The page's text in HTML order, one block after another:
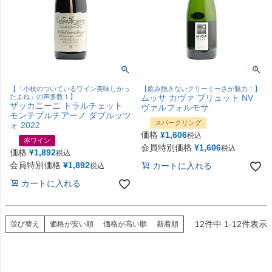
【「小枝のついているワイン美味しかっ
たよね」の声多数！】
ザッカニーニ トラルチェット
モンテプルチアーノ ダブルッツ
ォ 2022
赤ワイン
価格 ¥1,892税込
会員特別価格 ¥1,892税込
カートに入れる
【飲み飽きないクリーミーさが魅力！】
ムッサ カヴァ ブリュット NV
ヴァルフォルモサ
スパークリング
価格 ¥1,606税込
会員特別価格 ¥1,606税込
カートに入れる
並び替え 価格が安い順 価格が高い順 新着順 12件中 1-12件表示